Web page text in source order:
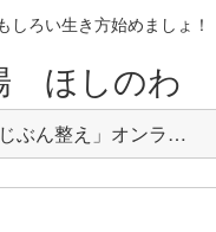
しろい生き方始めましょ！
ほしのわ
「じぶん整え」オンラインサロン